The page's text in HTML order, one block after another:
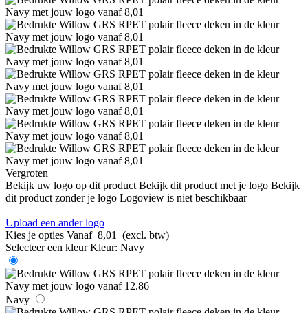
Vergroten
Bekijk uw logo op dit product Bekijk dit product met je logo Bekijk
dit product zonder je logo Logoview is niet beschikbaar
Upload een ander logo
Kies je opties Vanaf 8,01
(excl. btw)
Selecteer een kleur Kleur: Navy
Navy